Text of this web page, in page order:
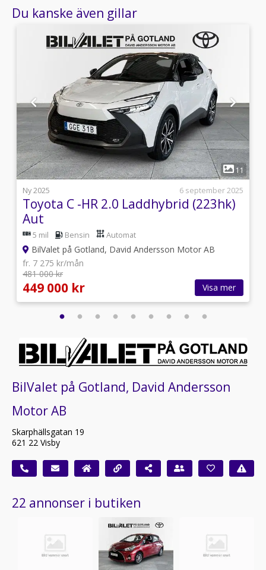
Du kanske även gillar
1
11
Ny 2025
6 september 2025
Toyota C -HR 2.0 Laddhybrid (223hk)
Aut
5 mil Bensin Automat
BilValet på Gotland, David Andersson Motor AB
fr. 7 275 kr/mån
481 000 kr
449 000 kr Visa mer
BilValet på Gotland, David Andersson
Motor AB
Skarphällsgatan 19
621 22 Visby
22 annonser i butiken